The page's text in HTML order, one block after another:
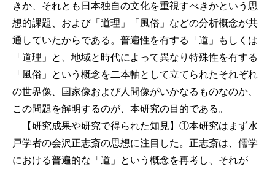
きか、それとも日本独自の文化を重視すべきかという思
想的課題、および「道理」「風俗」などの分析概念が共
通していたからである。普遍性を有する「道」もしくは
「道理」と、地域と時代によって異なり特殊性を有する
「風俗」という概念を二本軸として立てられたそれぞれ
の世界像、国家像および人間像がいかなるものなのか、
この問題を解明するのが、本研究の目的である。
【研究成果や研究で得られた知見】①本研究はまず水
戸学者の会沢正志斎の思想に注目した。正志斎は、儒学
における普遍的な「道」という概念を再考し、それが